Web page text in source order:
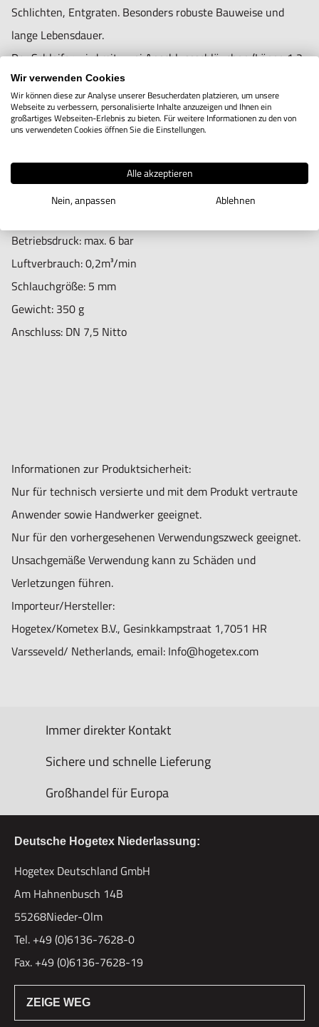
Anwender sowie Handwerker geeignet.
Nur für den vorhergesehenen Verwendungszweck geeignet.
Unsachgemäße Verwendung kann zu Schäden und
Verletzungen führen.
Importeur/Hersteller:
Hogetex/Kometex B.V., Gesinkkampstraat 1,7051 HR
Schlichten, Entgraten. Besonders robuste Bauweise und
lange Lebensdauer.
Der Schleifer wird mit zwei Anschlussschläuchen (Länge 1,2
m) mit je einer
Aufnahme von Ø 3 und von Ø 6 mm geliefert.
Technische Daten:
Umdrehungen 35000 U/min
Betriebsdruck: max. 6 bar
Luftverbrauch: 0,2m³/min
Schlauchgröße: 5 mm
Gewicht: 350 g
Anschluss: DN 7,5 Nitto
Informationen zur Produktsicherheit:
Nur für technisch versierte und mit dem Produkt vertraute
Anwender sowie Handwerker geeignet.
Nur für den vorhergesehenen Verwendungszweck geeignet.
Unsachgemäße Verwendung kann zu Schäden und
Verletzungen führen.
Importeur/Hersteller:
Hogetex/Kometex B.V., Gesinkkampstraat 1,7051 HR
Varsseveld/ Netherlands, email: Info@hogetex.com
Immer direkter Kontakt
Sichere und schnelle Lieferung
Großhandel für Europa
Deutsche Hogetex Niederlassung:
Hogetex Deutschland GmbH
Am Hahnenbusch 14B
55268Nieder-Olm
Tel. +49 (0)6136-7628-0
Fax. +49 (0)6136-7628-19
ZEIGE WEG
Wir verwenden Cookies
Wir können diese zur Analyse unserer Besucherdaten platzieren, um unsere
Webseite zu verbessern, personalisierte Inhalte anzuzeigen und Ihnen ein
großartiges Webseiten-Erlebnis zu bieten. Für weitere Informationen zu den von
uns verwendeten Cookies öffnen Sie die Einstellungen.
Alle akzeptieren
Nein, anpassen
Ablehnen